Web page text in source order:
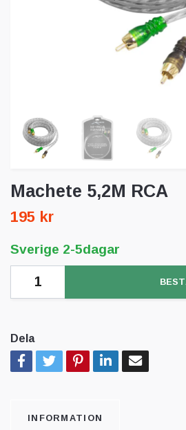
Machete 5,2M RCA
195 kr
Sverige 2-5dagar
Dela
INFORMATION